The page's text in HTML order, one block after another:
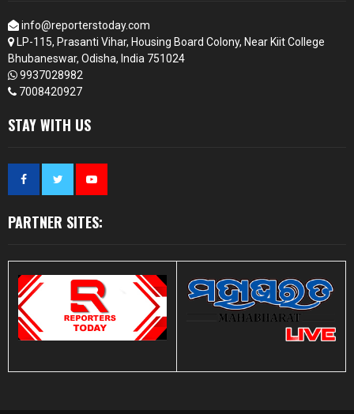
info@reporterstoday.com
LP-115, Prasanti Vihar, Housing Board Colony, Near Kiit College
Bhubaneswar, Odisha, India 751024
9937028982
7008420927
STAY WITH US
PARTNER SITES: